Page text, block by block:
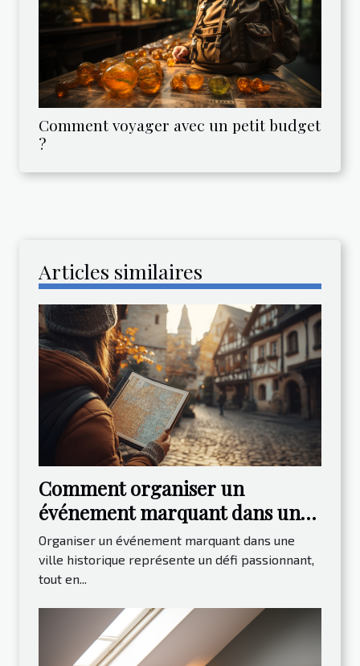
Comment voyager avec un petit budget
?
Articles similaires
Comment organiser un
événement marquant dans une
ville historique ?
Organiser un événement marquant dans une
ville historique représente un défi passionnant,
tout en...